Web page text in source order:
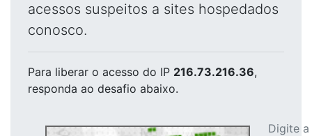
acessos suspeitos a sites hospedados
conosco.
Para liberar o acesso do IP 216.73.216.36,
responda ao desafio abaixo.
Digite